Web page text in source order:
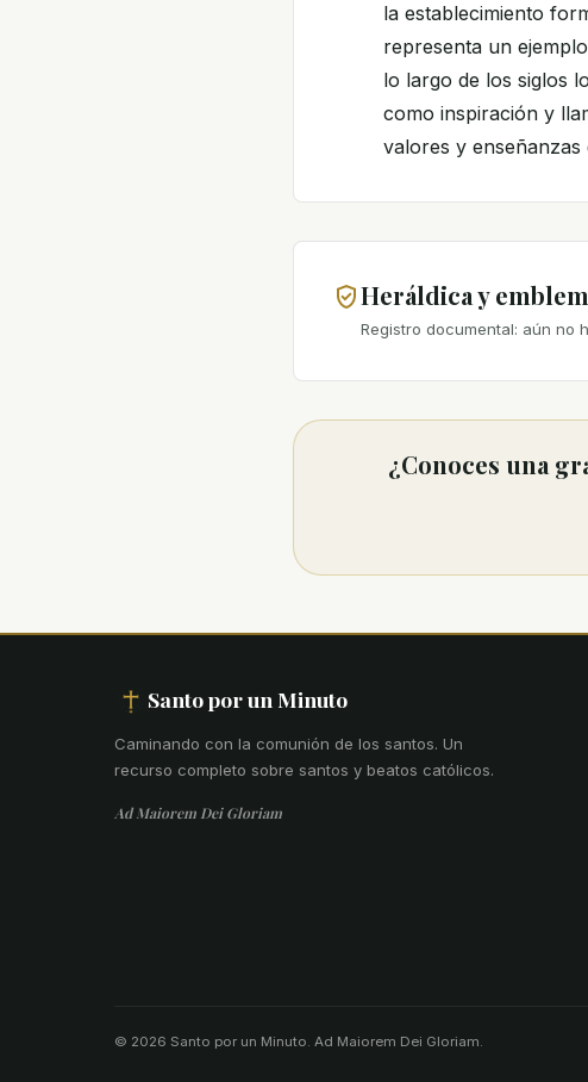
la establecimiento
representa un
lo largo de los siglos
como inspiración y
valores y enseñanzas
Heráldica y
Registro documental: aún no
¿Conoces una
Santo por un Minuto
Caminando con la comunión de los santos. Un
recurso completo sobre santos y beatos católicos.
Ad Maiorem Dei Gloriam
© 2026 Santo por un Minuto. Ad Maiorem Dei Gloriam.